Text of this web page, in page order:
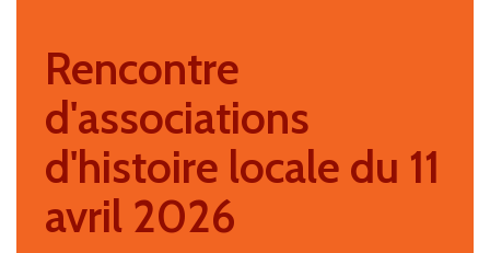
Rencontre
d'associations
d'histoire locale du 11
avril 2026